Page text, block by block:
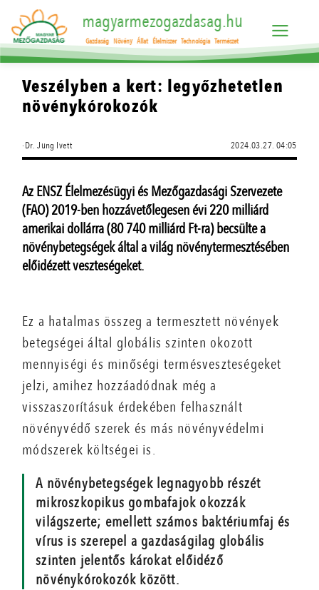
magyarmezogazdasag.hu
Gazdaság Növény Állat Élelmiszer Technológia Természet
Veszélyben a kert: legyőzhetetlen
növénykórokozók
·Dr. Jung Ivett 2024.03.27. 04:05
Az ENSZ Élelmezésügyi és Mezőgazdasági Szervezete
(FAO) 2019-ben hozzávetőlegesen évi 220 milliárd
amerikai dollárra (80 740 milliárd Ft-ra) becsülte a
növénybetegségek által a világ növénytermesztésében
előidézett veszteségeket.
Ez a hatalmas összeg a termesztett növények
betegségei által globális szinten okozott
mennyiségi és minőségi termésveszteségeket
jelzi, amihez hozzáadódnak még a
visszaszorításuk érdekében felhasznált
növényvédő szerek és más növényvédelmi
módszerek költségei is.
A növénybetegségek legnagyobb részét
mikroszkopikus gombafajok okozzák
világszerte; emellett számos baktériumfaj és
vírus is szerepel a gazdaságilag globális
szinten jelentős károkat előidéző
növénykórokozók között.